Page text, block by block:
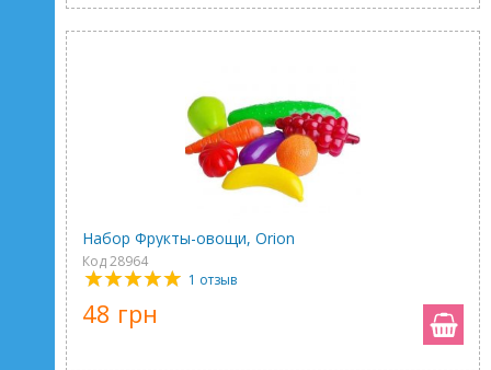
Набор Фрукты-овощи, Orion
Код 28964
1 отзыв
48 грн